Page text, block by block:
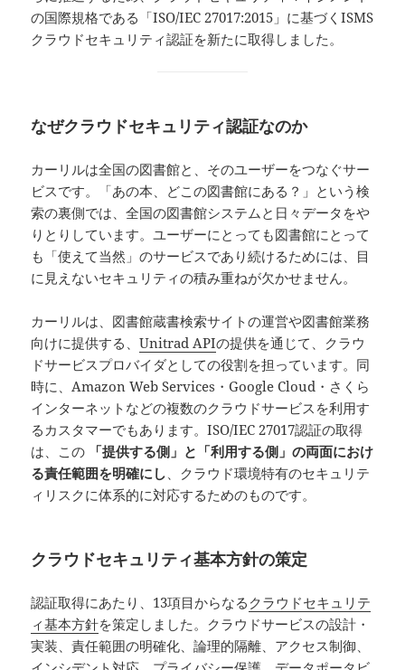
の国際規格である「ISO/IEC 27017:2015」に基づくISMS
クラウドセキュリティ認証を新たに取得しました。
なぜクラウドセキュリティ認証なのか
カーリルは全国の図書館と、そのユーザーをつなぐサー
ビスです。「あの本、どこの図書館にある？」という検
索の裏側では、全国の図書館システムと日々データをや
りとりしています。ユーザーにとっても図書館にとって
も「使えて当然」のサービスであり続けるためには、目
に見えないセキュリティの積み重ねが欠かせません。
カーリルは、図書館蔵書検索サイトの運営や図書館業務
向けに提供する、Unitrad APIの提供を通じて、クラウ
ドサービスプロバイダとしての役割を担っています。同
時に、Amazon Web Services・Google Cloud・さくら
インターネットなどの複数のクラウドサービスを利用す
るカスタマーでもあります。ISO/IEC 27017認証の取得
は、この
「提供する側」と「利用する側」の両面におけ
る責任範囲を明確にし、クラウド環境特有のセキュリテ
ィリスクに体系的に対応するためのものです。
クラウドセキュリティ基本方針の策定
認証取得にあたり、13項目からなる クラウドセキュリテ
ィ基本方針を策定しました。クラウドサービスの設計・
実装、責任範囲の明確化、論理的隔離、アクセス制御、